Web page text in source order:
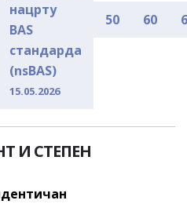
нацрту
BAS
стандарда
(nsBAS)
15.05.2026
50 60
И СТЕПЕН